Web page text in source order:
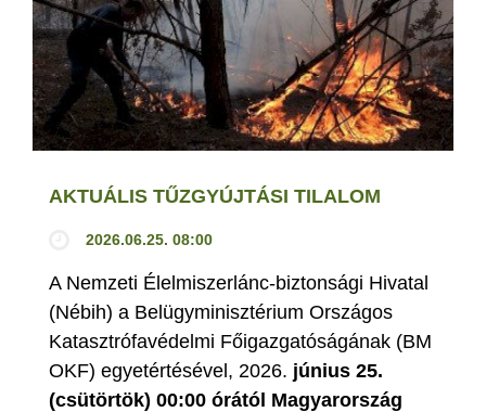
AKTUÁLIS TŰZGYÚJTÁSI TILALOM
2026.06.25. 08:00
A Nemzeti Élelmiszerlánc-biztonsági Hivatal
(Nébih) a Belügyminisztérium Országos
Katasztrófavédelmi Főigazgatóságának (BM
OKF) egyetértésével, 2026. június 25.
(csütörtök) 00:00 órától Magyarország